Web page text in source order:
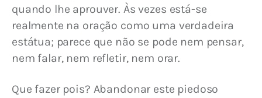
quando lhe aprouver. Às vezes está-se
realmente na oração como uma verdadeira
estátua; parece que não se pode nem pensar,
nem falar, nem refletir, nem orar.
Que fazer pois? Abandonar este piedoso